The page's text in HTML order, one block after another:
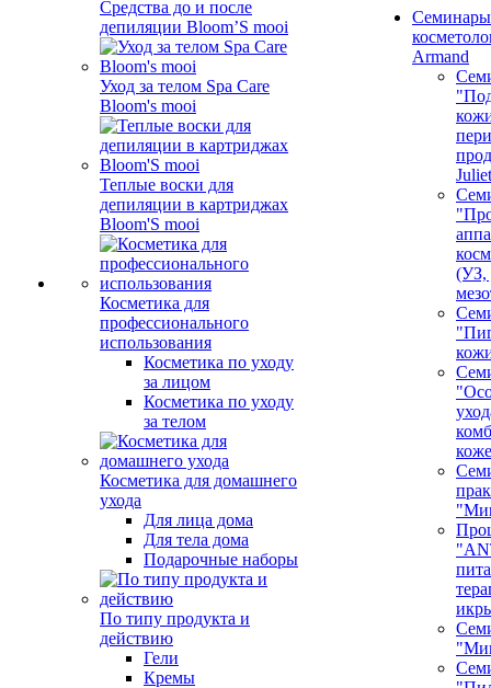
Средства до и после
депиляции Bloom’S mooi
Уход за телом Spa Care
Bloom's mooi
Теплые воски для
депиляции в картриджах
Bloom'S mooi
Косметика для
профессионального
использования
Косметика по уходу
за лицом
Косметика по уходу
за телом
Косметика для домашнего
ухода
Для лица дома
Для тела дома
Подарочные наборы
По типу продукта и
действию
Гели
Кремы
Armand
(УЗ,